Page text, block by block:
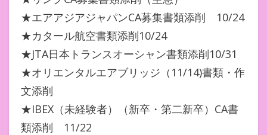
★エアアジアジャパンCA募集書類添削 10/24
★カタール航空書類添削10/24
★JTA日本トランスオーシャン書類添削10/31
★オリエンタルエアブリッジ（11/14)書類・作
文添削
★IBEX（未経験者）（新卒・第二新卒）CA書
類添削 11/22